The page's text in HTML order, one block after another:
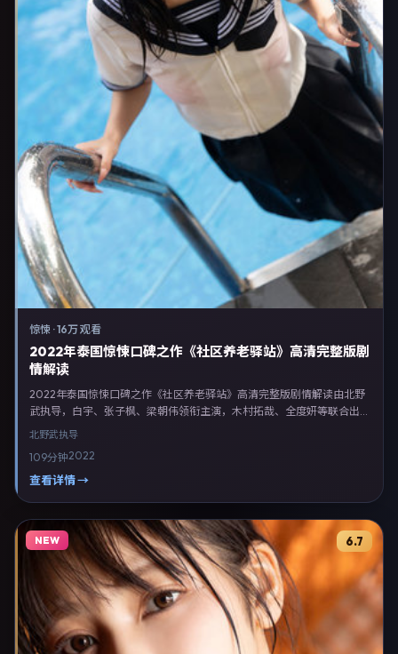
惊悚 ·16万 观看
2022年泰国惊悚口碑之作《社区养老驿站》高清完整版剧
情解读
2022年泰国惊悚口碑之作《社区养老驿站》高清完整版剧情解读由北野
武执导，白宇、张子枫、梁朝伟领衔主演，木村拓哉、全度妍等联合出
演。剧情以惊悚类型为主线，融合泰国本土叙事与人物弧光，适合检索
国地区网络平台首播，支持高清与多语言字幕。影片在节奏、摄影与配乐
上强调沉浸体验，可作为片单推荐、影评长文与专题策划的引用素材。
北野武执导
109分钟2022
查看详情 →
NEW 6.7